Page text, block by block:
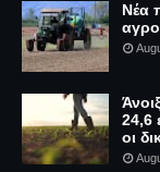
Νέα
24,6
οι